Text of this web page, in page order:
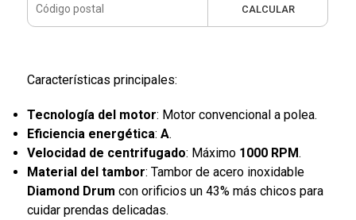
CALCULAR
Características principales:
Tecnología del motor: Motor convencional a polea.
Eficiencia energética: A.
Velocidad de centrifugado: Máximo 1000 RPM.
Material del tambor: Tambor de acero inoxidable
Diamond Drum con orificios un 43% más chicos para
cuidar prendas delicadas.